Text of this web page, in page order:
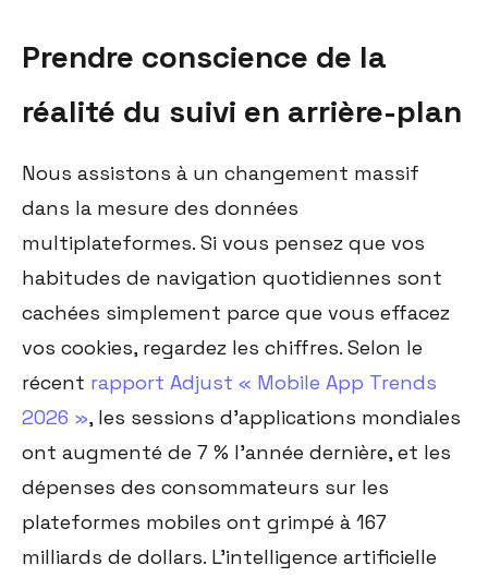
Prendre conscience de la
réalité du suivi en arrière-plan
Nous assistons à un changement massif
dans la mesure des données
multiplateformes. Si vous pensez que vos
habitudes de navigation quotidiennes sont
cachées simplement parce que vous effacez
vos cookies, regardez les chiffres. Selon le
récent rapport Adjust « Mobile App Trends
2026 », les sessions d'applications mondiales
ont augmenté de 7 % l'année dernière, et les
dépenses des consommateurs sur les
plateformes mobiles ont grimpé à 167
milliards de dollars. L'intelligence artificielle